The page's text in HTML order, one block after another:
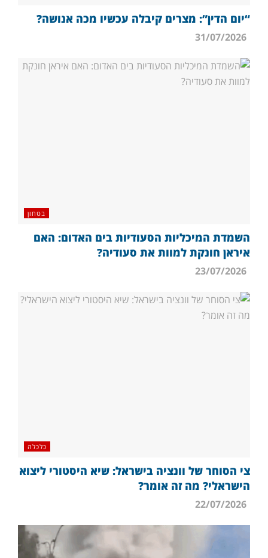
“יום הדין”: מצרים קיבלה עכשיו מכה אנושה?
בטחון
השמדת המיכליות הסעודיות בים האדום: האם
איראן חונקת למוות את סעודיה?
כלכלה
צי הסוחר של וונציה בישראל: שיא היסטורי ליצוא
הישראלי? מה זה אומר?